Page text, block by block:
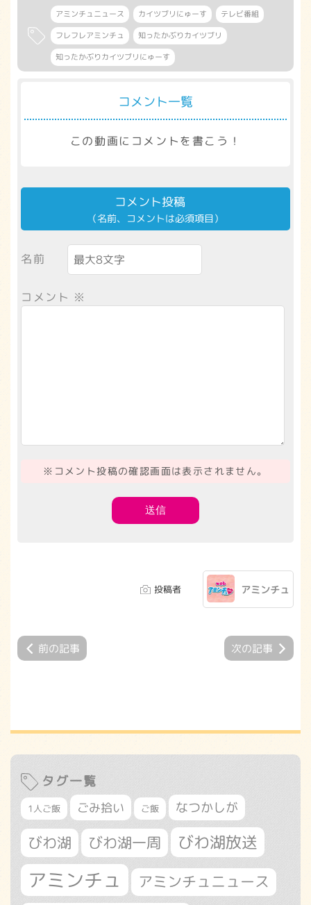
アミンチュニュース カイツブリにゅーす
テレビ番組
フレフレアミンチュ
知ったかぶりカイツブリ
知ったかぶりカイツブリにゅーす
コメント一覧
この動画にコメントを書こう！
コメント投稿
（名前、コメントは必須項目）
名前
コメント ※
※コメント投稿の確認画面は表示されません。
投稿者 アミンチュ
前の記事 次の記事
タグ一覧
1人ご飯 ごみ拾い ご飯 なつかしが
びわ湖 びわ湖一周 びわ湖放送
アミンチュ アミンチュニュース